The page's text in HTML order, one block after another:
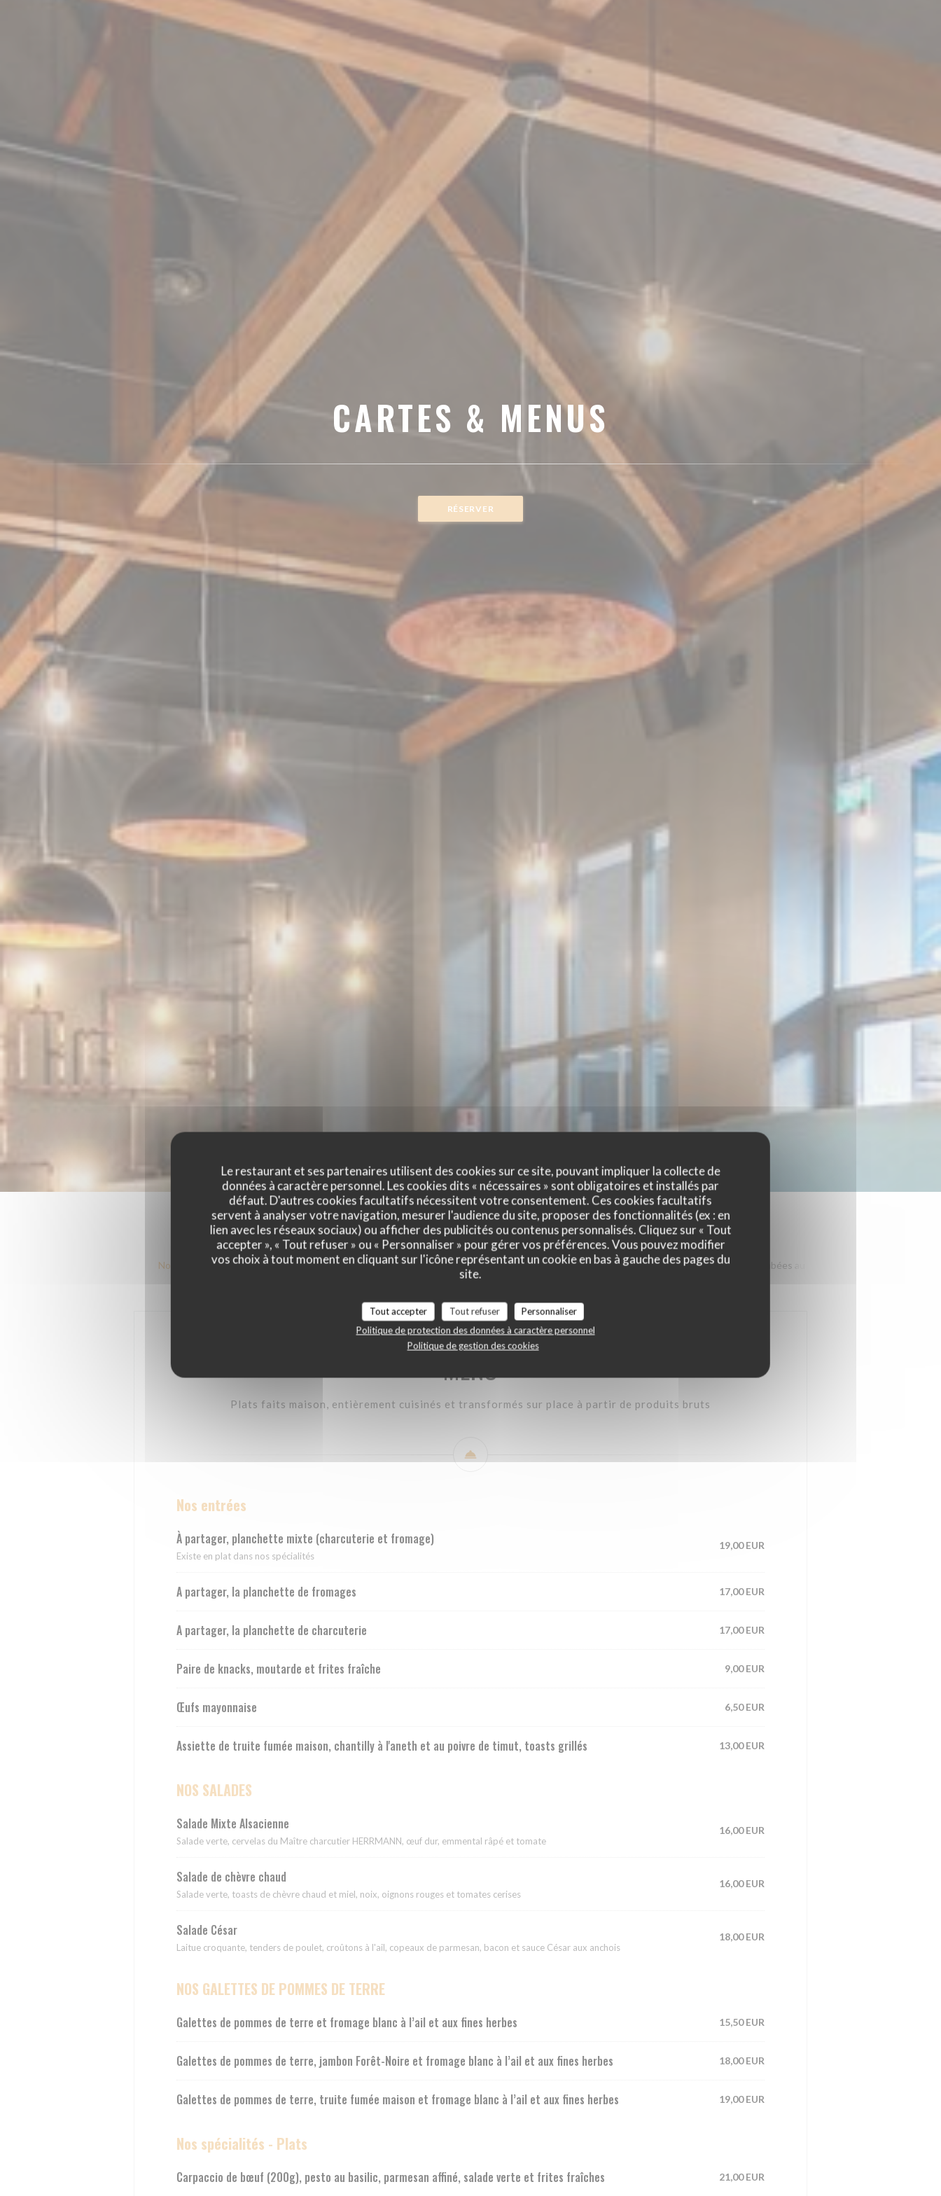
Le restaurant et ses partenaires utilisent des cookies sur ce site, pouvant impliquer la collecte de
données à caractère personnel. Les cookies dits « nécessaires » sont obligatoires et installés par
défaut. D'autres cookies facultatifs nécessitent votre consentement. Ces cookies facultatifs
servent à analyser votre navigation, mesurer l'audience du site, proposer des fonctionnalités (ex : en
lien avec les réseaux sociaux) ou afficher des publicités ou contenus personnalisés. Cliquez sur « Tout
accepter », « Tout refuser » ou « Personnaliser » pour gérer vos préférences. Vous pouvez modifier
vos choix à tout moment en cliquant sur l'icône représentant un cookie en bas à gauche des pages du
site.
Tout accepter Tout refuser
Personnaliser
Politique de protection des données à caractère personnel
Politique de gestion des cookies
CARTES & MENUS
RÉSERVER
Nos entrées NOS SALADES NOS GALETTES DE POMMES DE TERRE Nos spécialités - Plats BURGER Nos viandes Nos flambées au feu de bois
MENU
Plats faits maison, entièrement cuisinés et transformés sur place à partir de produits bruts
Nos entrées
À partager, planchette mixte (charcuterie et fromage)
Existe en plat dans nos spécialités
19,00 EUR
A partager, la planchette de fromages 17,00 EUR
A partager, la planchette de charcuterie 17,00 EUR
Paire de knacks, moutarde et frites fraîche 9,00 EUR
Œufs mayonnaise 6,50 EUR
Assiette de truite fumée maison, chantilly à l'aneth et au poivre de timut, toasts grillés 13,00 EUR
NOS SALADES
Salade Mixte Alsacienne
Salade verte, cervelas du Maître charcutier HERRMANN, œuf dur, emmental râpé et tomate
16,00 EUR
Salade de chèvre chaud
Salade verte, toasts de chèvre chaud et miel, noix, oignons rouges et tomates cerises
16,00 EUR
Salade César
Laitue croquante, tenders de poulet, croûtons à l'ail, copeaux de parmesan, bacon et sauce César aux anchois
18,00 EUR
NOS GALETTES DE POMMES DE TERRE
Galettes de pommes de terre et fromage blanc à l’ail et aux fines herbes 15,50 EUR
Galettes de pommes de terre, jambon Forêt-Noire et fromage blanc à l’ail et aux fines herbes 18,00 EUR
Galettes de pommes de terre, truite fumée maison et fromage blanc à l’ail et aux fines herbes 19,00 EUR
Nos spécialités - Plats
Carpaccio de bœuf (200g), pesto au basilic, parmesan affiné, salade verte et frites fraîches 21,00 EUR